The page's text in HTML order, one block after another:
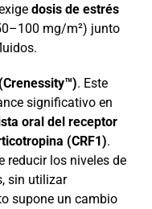
dosis de estrés
mg/m²) junto
. Este
significativo en
oral del receptor
(CRF1).
reducir los niveles de
sin utilizar
supone un cambio